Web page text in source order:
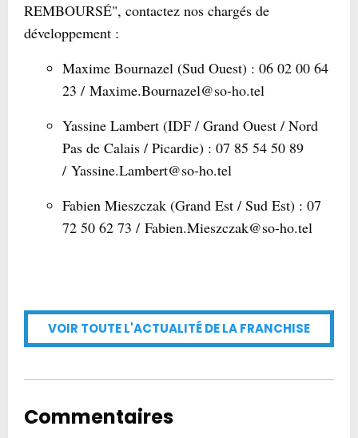
REMBOURSÉ", contactez nos chargés de
développement :
Maxime Bournazel (Sud Ouest) : 06 02 00 64
23 / Maxime.Bournazel@so-ho.tel
Yassine Lambert (IDF / Grand Ouest / Nord
Pas de Calais / Picardie) : 07 85 54 50 89
/ Yassine.Lambert@so-ho.tel
Fabien Mieszczak (Grand Est / Sud Est) : 07
72 50 62 73 / Fabien.Mieszczak@so-ho.tel
VOIR TOUTE L'ACTUALITÉ DE LA FRANCHISE
Commentaires